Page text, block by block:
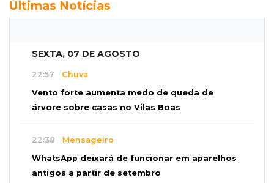
Últimas Notícias
SEXTA, 07 DE AGOSTO
22:57 Chuva
Vento forte aumenta medo de queda de
árvore sobre casas no Vilas Boas
22:38 Mensageiro
WhatsApp deixará de funcionar em aparelhos
antigos a partir de setembro